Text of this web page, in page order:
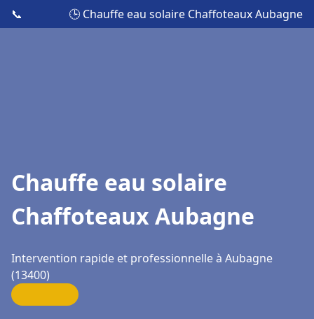
📞 🕒 Chauffe eau solaire Chaffoteaux Aubagne
Chauffe eau solaire
Chaffoteaux Aubagne
Intervention rapide et professionnelle à Aubagne
(13400)